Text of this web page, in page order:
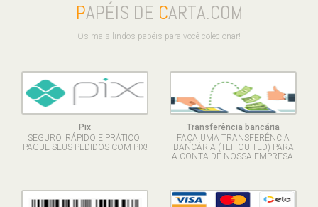
PAPÉIS DE CARTA.COM
Os mais lindos papéis para você colecionar!
Pix
SEGURO, RÁPIDO E PRÁTICO!
PAGUE SEUS PEDIDOS COM PIX!
Transferência bancária
FAÇA UMA TRANSFERÊNCIA
BANCÁRIA (TEF OU TED) PARA
A CONTA DE NOSSA EMPRESA.